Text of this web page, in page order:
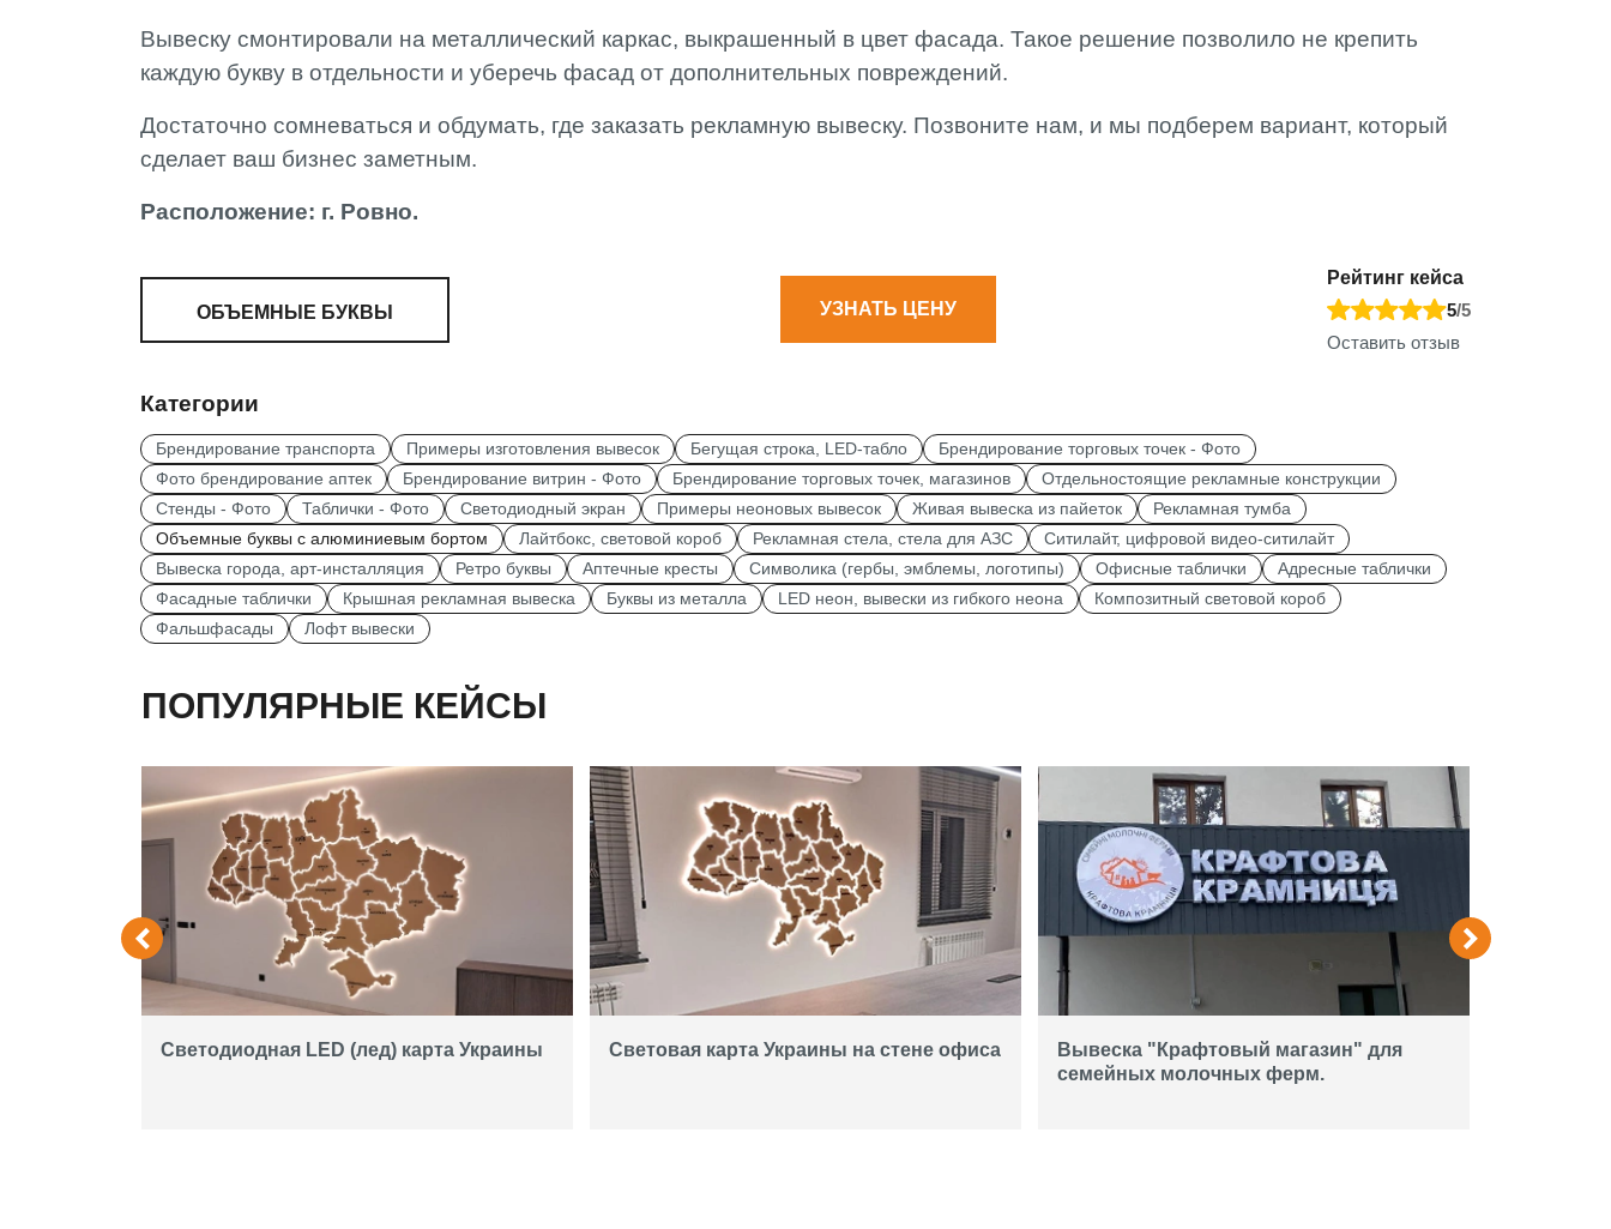
Вывеску смонтировали на металлический каркас, выкрашенный в цвет фасада. Такое решение позволило не крепить
каждую букву в отдельности и уберечь фасад от дополнительных повреждений.
Достаточно сомневаться и обдумать, где заказать рекламную вывеску. Позвоните нам, и мы подберем вариант, который
сделает ваш бизнес заметным.
Расположение: г. Ровно.
ОБЪЕМНЫЕ БУКВЫ УЗНАТЬ ЦЕНУ
Рейтинг кейса
5/5
Оставить отзыв
Категории
Брендирование транспорта Примеры изготовления вывесок Бегущая строка, LED-табло
Брендирование торговых точек - Фото
Фото брендирование аптек
Брендирование витрин - Фото Брендирование торговых точек, магазинов
Отдельностоящие рекламные конструкции
Стенды - Фото
Таблички - Фото Светодиодный экран Примеры неоновых вывесок Живая вывеска из пайеток
Рекламная тумба
Объемные буквы с алюминиевым бортом
Лайтбокс, световой короб Рекламная стела, стела для АЗС
Ситилайт, цифровой видео-ситилайт
Вывеска города, арт-инсталляция
Ретро буквы Аптечные кресты Символика (гербы, эмблемы, логотипы) Офисные таблички
Адресные таблички
Фасадные таблички
Крышная рекламная вывеска Буквы из металла LED неон, вывески из гибкого неона
Композитный световой короб
Фальшфасады
Лофт вывески
ПОПУЛЯРНЫЕ КЕЙСЫ
Светодиодная LED (лед) карта Украины Световая карта Украины на стене офиса
Вывеска "Крафтовый магазин" для
семейных молочных ферм.